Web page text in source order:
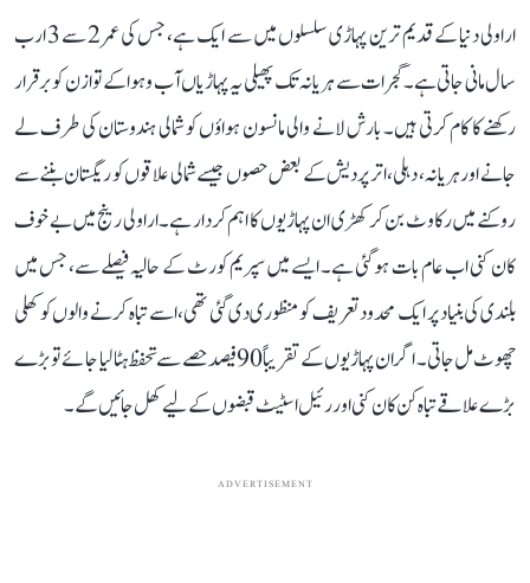
اراولی دنیا کے قدیم ترین پہاڑی سلسلوں میں سے ایک ہے، جس کی عمر 2 سے 3 ارب
سال مانی جاتی ہے۔ گجرات سے ہریانہ تک پھیلی یہ پہاڑیاں آب و ہوا کے توازن کو برقرار
رکھنے کا کام کرتی ہیں۔ بارش لانے والی مانسون ہواؤں کو شمالی ہندوستان کی طرف لے
جانے اور ہریانہ، دہلی، اتر پردیش کے بعض حصوں جیسے شمالی علاقوں کو ریگستان بننے سے
روکنے میں رکاوٹ بن کر کھڑی ان پہاڑیوں کا اہم کردار ہے۔ اراولی رینج میں بے خوف
کان کنی اب عام بات ہو گئی ہے۔ ایسے میں سپریم کورٹ کے حالیہ فیصلے سے، جس میں
بلندی کی بنیاد پر ایک محدود تعریف کو منظوری دی گئی تھی، اسے تباہ کرنے والوں کو کھلی
چھوٹ مل جاتی۔ اگر ان پہاڑیوں کے تقریباً 90 فیصد حصے سے تحفظ ہٹا لیا جائے تو بڑے
بڑے علاقے تباہ کن کان کنی اور رئیل اسٹیٹ قبضوں کے لیے کھل جائیں گے۔
ADVERTISEMENT